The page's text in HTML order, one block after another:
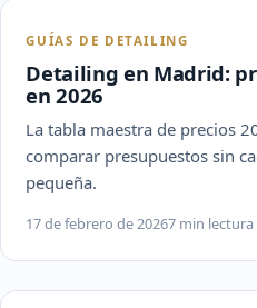
GUÍAS DE DETAILING
Detailing en Madrid:
en 2026
La tabla maestra de precios
comparar presupuestos sin
pequeña.
17 de febrero de 20267 min lectura